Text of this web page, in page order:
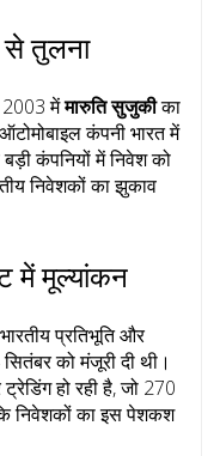
तुलना
2003 मेंमारुति सुजुकीका
कंपनी भारत में
कंपनियों में निवेश को
निवेशकों का झुकाव
में मूल्यांकन
प्रतिभूति और
को मंजूरी दी थी।
हो रही है, जो 270
निवेशकों का इस पेशकश